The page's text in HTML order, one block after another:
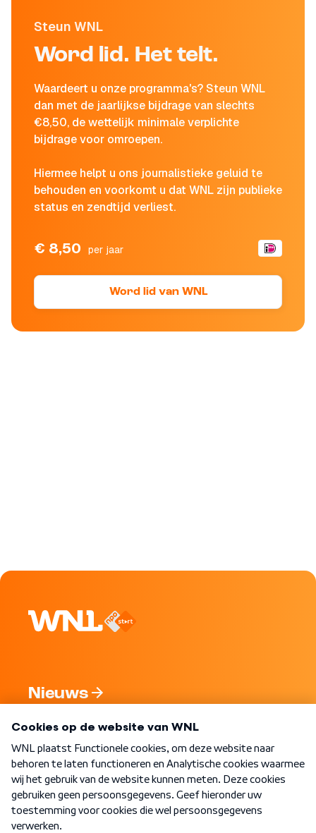
Steun WNL
Word lid. Het telt.
Waardeert u onze programma's? Steun WNL
dan met de jaarlijkse bijdrage van slechts
€8,50, de wettelijk minimale verplichte
bijdrage voor omroepen.
Hiermee helpt u ons journalistieke geluid te
behouden en voorkomt u dat WNL zijn publieke
status en zendtijd verliest.
€ 8,50 per jaar
Word lid van WNL
Nieuws
Nieuwsbrief
Word Lid